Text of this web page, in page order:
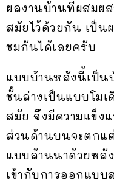
ผลงานบ้านที่ผสมผ
สมัยไว้ด้วยกัน เป็น
ชมกันได้เลยครับ
แบบบ้านหลังนี้เป็น
ชั้นล่างเป็นแบบโม
สมัย จึงมีความแข็ง
ส่วนด้านบนจะตกแ
แบบล้านนาด้วยหลั
เข้ากับการออกแบบ